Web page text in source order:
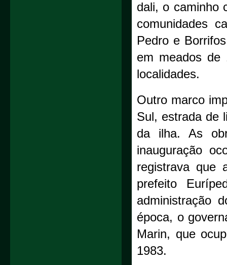
dali, o caminho
comunidades
Pedro e
em meados de
localidades.
Outro marco
Sul, estrada de
da ilha. As
inauguração
registrava que
prefeito
administração
época, o
Marin, que
1983.